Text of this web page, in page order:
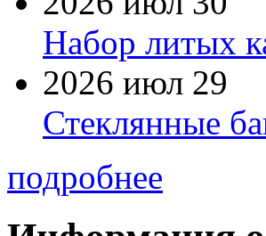
Набор литых
2026 июл 29
Стеклянные
подробнее